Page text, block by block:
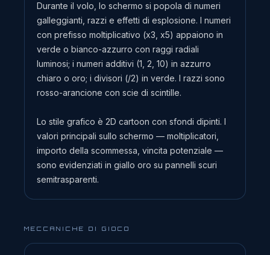
Durante il volo, lo schermo si popola di numeri
galleggianti, razzi e effetti di esplosione. I numeri
con prefisso moltiplicativo (x3, x5) appaiono in
verde o bianco-azzurro con raggi radiali
luminosi; i numeri additivi (1, 2, 10) in azzurro
chiaro o oro; i divisori (/2) in verde. I razzi sono
rosso-arancione con scie di scintille.
Lo stile grafico è 2D cartoon con sfondi dipinti. I
valori principali sullo schermo — moltiplicatori,
importo della scommessa, vincita potenziale —
sono evidenziati in giallo oro su pannelli scuri
semitrasparenti.
MECCANICHE DI GIOCO